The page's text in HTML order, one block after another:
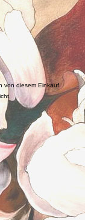
von diesem Einkauf